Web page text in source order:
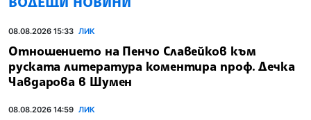
08.08.2026 15:33 ЛИК
Отношението на Пенчо Славейков към
руската литература коментира проф. Дечка
Чавдарова в Шумен
08.08.2026 14:59 ЛИК